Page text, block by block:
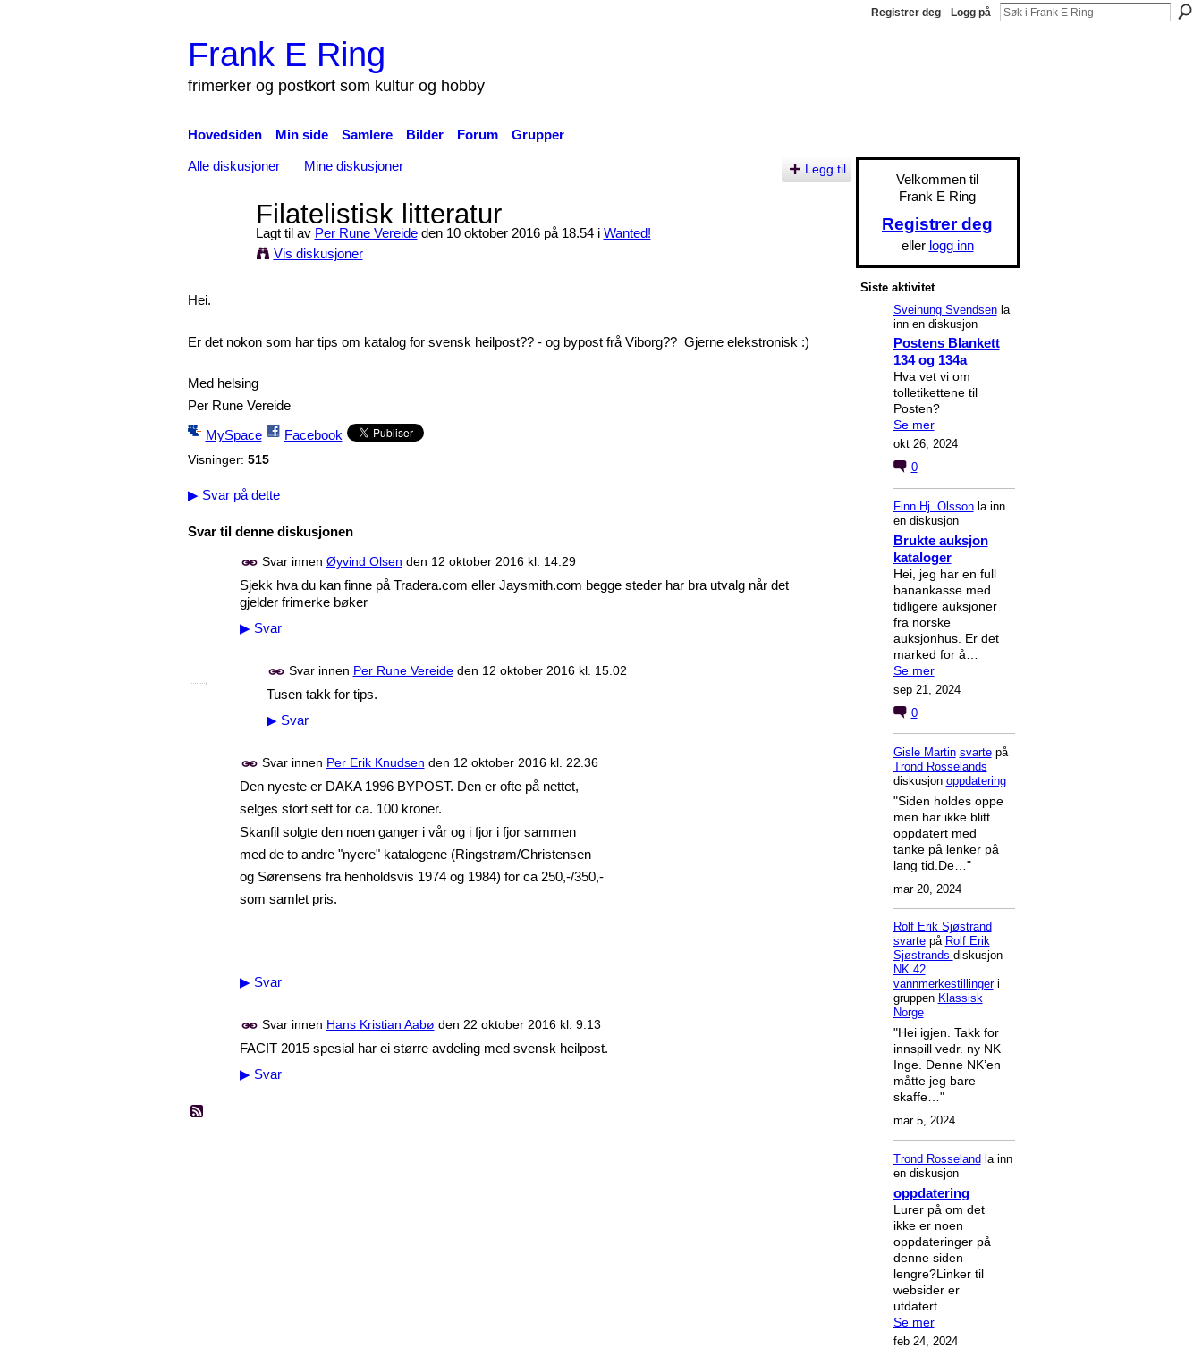
Registrer deg Logg på
Frank E Ring
frimerker og postkort som kultur og hobby
Hovedsiden Min side Samlere Bilder Forum Grupper
Alle diskusjoner Mine diskusjoner Legg til
Filatelistisk litteratur
Lagt til av Per Rune Vereideden 10 oktober 2016 på 18.54 i Wanted!
Vis diskusjoner
Hei.
Er det nokon som har tips om katalog for svensk heilpost?? - og bypost frå Viborg?? Gjerne elekstronisk :)
Med helsing
Per Rune Vereide
MySpace
Facebook
Visninger: 515
▶Svar på dette
Svar til denne diskusjonen
Svar innen Øyvind Olsen den 12 oktober 2016 kl. 14.29
Sjekk hva du kan finne på Tradera.com eller Jaysmith.com begge steder har bra utvalg når det
gjelder frimerke bøker
▶Svar
Svar innen Per Rune Vereideden 12 oktober 2016 kl. 15.02
Tusen takk for tips.
▶Svar
Svar innen Per Erik Knudsen den 12 oktober 2016 kl. 22.36
Den nyeste er DAKA 1996 BYPOST. Den er ofte på nettet,
selges stort sett for ca. 100 kroner.
Skanfil solgte den noen ganger i vår og i fjor i fjor sammen
med de to andre "nyere" katalogene (Ringstrøm/Christensen
og Sørensens fra henholdsvis 1974 og 1984) for ca 250,-/350,-
som samlet pris.
▶Svar
Svar innen Hans Kristian Aabø den 22 oktober 2016 kl. 9.13
FACIT 2015 spesial har ei større avdeling med svensk heilpost.
▶Svar
Velkommen til
Frank E Ring
Registrer deg
eller logg inn
Siste aktivitet
Sveinung Svendsenla
inn en diskusjon
Postens Blankett
134 og 134a
Hva vet vi om
tolletikettene til
Posten?
Se mer
okt 26, 2024
0
Finn Hj. Olssonla inn
en diskusjon
Brukte auksjon
kataloger
Hei, jeg har en full
banankasse med
tidligere auksjoner
fra norske
auksjonhus. Er det
marked for å…
Se mer
sep 21, 2024
0
Gisle Martin svartepå
Trond Rosselands
diskusjon oppdatering
"Siden holdes oppe
men har ikke blitt
oppdatert med
tanke på lenker på
lang tid.De…"
mar 20, 2024
Rolf Erik Sjøstrand
svartepå Rolf Erik
Sjøstrands diskusjon
NK 42
vannmerkestillingeri
gruppen Klassisk
Norge
"Hei igjen. Takk for
innspill vedr. ny NK
Inge. Denne NK’en
måtte jeg bare
skaffe…"
mar 5, 2024
Trond Rosseland la inn
en diskusjon
oppdatering
Lurer på om det
ikke er noen
oppdateringer på
denne siden
lengre?Linker til
websider er
utdatert.
Se mer
feb 24, 2024